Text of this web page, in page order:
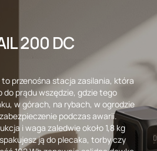
200 DC
to przenośna stacja zasilania, która
do prądu wszędzie, gdzie tego
w górach, na rybach, w ogrodzie
podczas awarii.
i waga zaledwie około 1,8 kg
ją do plecaka, torby czy